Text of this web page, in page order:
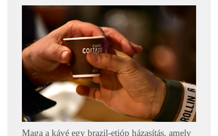
Maga a kávé egy brazil-etióp házasítás, amely